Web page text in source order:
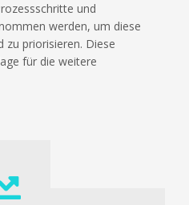
und
werden, um diese
zu priorisieren. Diese
für die weitere